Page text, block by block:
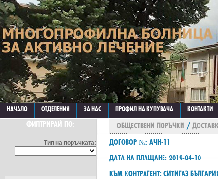
НАЧАЛО ОТДЕЛЕНИЯ ЗА НАС ПРОФИЛ НА КУПУВАЧА КОНТАКТИ
ФИЛТРИРАЙ ПО:
Тип на поръчката:
ОБЩЕСТВЕНИ ПОРЪЧКИ /
ДОГОВОР №: АЧН-11
ДАТА НА ПЛАЩАНЕ: 2019-04-10
КЪМ КОНТРАГЕНТ: СИТИГАЗ